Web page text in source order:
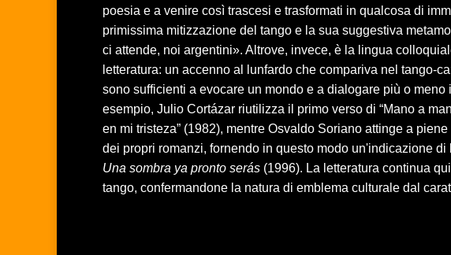
poesia e a venire così trascesi e trasformati in qualcosa di
primissima mitizzazione del tango e la sua suggestiva
ci attende, noi argentini». Altrove, invece, è la lingua
letteratura: un accenno al lunfardo che compariva nel tango-
sono sufficienti a evocare un mondo e a dialogare più o meno
esempio, Julio Cortázar riutilizza il primo verso di “Mano a
en mi tristeza” (1982), mentre Osvaldo Soriano attinge a
dei propri romanzi, fornendo in questo modo un'indicazione di
Una sombra ya pronto serás (1996). La letteratura continua
tango, confermandone la natura di emblema culturale dal